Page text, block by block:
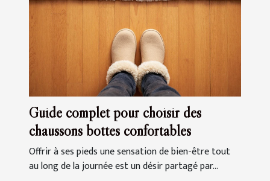
Guide complet pour choisir des
chaussons bottes confortables
Offrir à ses pieds une sensation de bien-être tout
au long de la journée est un désir partagé par...